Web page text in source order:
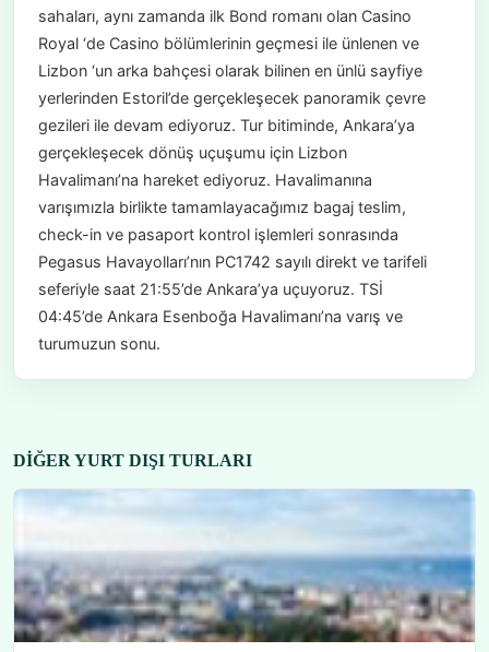
sahaları, aynı zamanda ilk Bond romanı olan Casino
Royal ‘de Casino bölümlerinin geçmesi ile ünlenen ve
Lizbon ‘un arka bahçesi olarak bilinen en ünlü sayfiye
yerlerinden Estoril’de gerçekleşecek panoramik çevre
gezileri ile devam ediyoruz. Tur bitiminde, Ankara’ya
gerçekleşecek dönüş uçuşumu için Lizbon
Havalimanı’na hareket ediyoruz. Havalimanına
varışımızla birlikte tamamlayacağımız bagaj teslim,
check-in ve pasaport kontrol işlemleri sonrasında
Pegasus Havayolları’nın PC1742 sayılı direkt ve tarifeli
seferiyle saat 21:55’de Ankara’ya uçuyoruz. TSİ
04:45’de Ankara Esenboğa Havalimanı’na varış ve
turumuzun sonu.
DIĞER YURT DIŞI TURLARI